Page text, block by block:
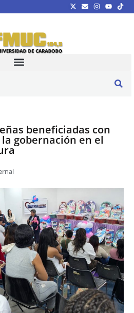
beneficiadas con
gobernación en el